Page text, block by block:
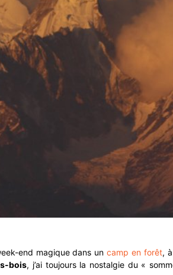
end magique dans uncamp en forêt,
bois, j’ai toujours la nostalgie du «